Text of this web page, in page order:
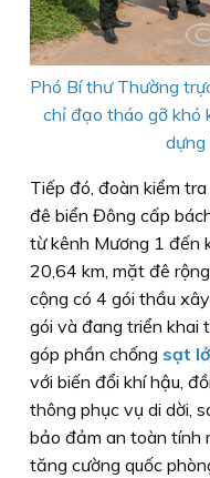
Phó Bí thư Thường
chỉ đạo tháo gỡ khó
dựng
Tiếp đó, đoàn kiểm
đê biển Đông cấp
từ kênh Mương 1 đến
20,64 km, mặt đê
cộng có 4 gói thầu
gói và đang triển khai
góp phần chống sạt lở
với biến đổi khí hậu,
thông phục vụ di dời,
bảo đảm an toàn tính
tăng cường quốc